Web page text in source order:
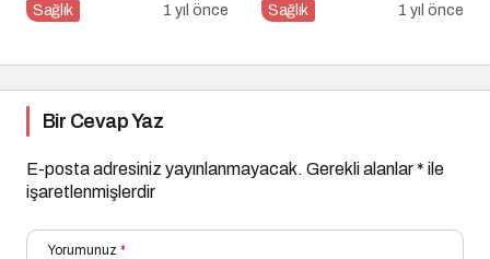
Sağlık 1 yıl önce Sağlık 1 yıl önce
Bir Cevap Yaz
E-posta adresiniz yayınlanmayacak. Gerekli alanlar* ile
işaretlenmişlerdir
Yorumunuz *